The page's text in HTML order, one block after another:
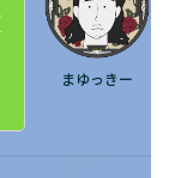
まゆっきー